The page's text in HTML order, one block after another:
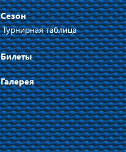
Сезон
Турнирная таблица
Билеты
Галерея